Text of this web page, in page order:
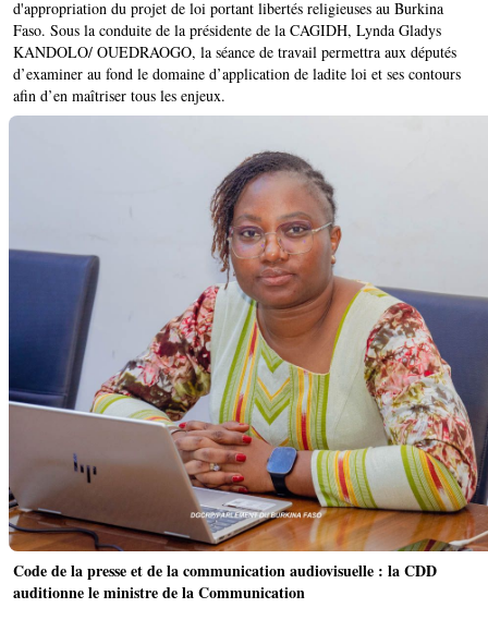
d'appropriation du projet de loi portant libertés religieuses au Burkina
Faso. Sous la conduite de la présidente de la CAGIDH, Lynda Gladys
KANDOLO/ OUEDRAOGO, la séance de travail permettra aux députés
d’examiner au fond le domaine d’application de ladite loi et ses contours
afin d’en maîtriser tous les enjeux.
Code de la presse et de la communication audiovisuelle : la CDD
auditionne le ministre de la Communication